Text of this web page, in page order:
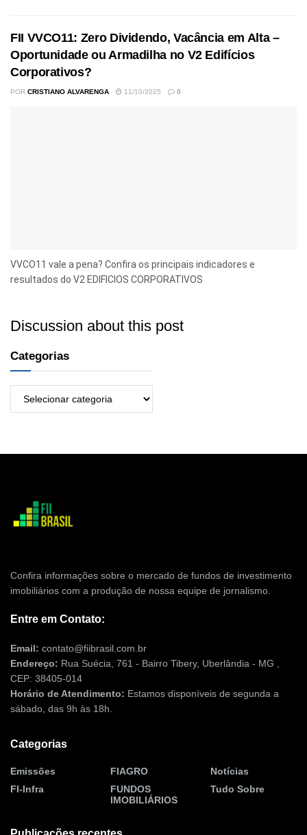
FII VVCO11: Zero Dividendo, Vacância em Alta –
Oportunidade ou Armadilha no V2 Edifícios
Corporativos?
POR CRISTIANO ALVARENGA 11/10/2025 0
VVCO11 vale a pena? Confira os principais indicadores e
resultados do V2 EDIFICIOS CORPORATIVOS
Discussion about this post
Categorias
Confira informações sobre o mercado de fundos de investimento
imobiliários com a produção de nossa equipe de jornalismo.
Entre em Contato:
Email: contato@fiibrasil.com.br
Endereço: Rua Suécia, 761 - Bairro Tibery, Uberlândia - MG ,
CEP: 38405-014
Horário de Atendimento: Estamos disponíveis de segunda a
sábado, das 9h às 18h.
Categorias
Emissões
FI-Infra
FIAGRO
FUNDOS
IMOBILIÁRIOS
Notícias
Tudo Sobre